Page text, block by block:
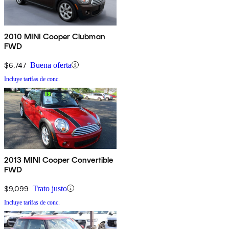
2010 MINI Cooper Clubman
FWD
$6,747 Buena oferta
Incluye tarifas de conc.
2013 MINI Cooper Convertible
FWD
$9,099 Trato justo
Incluye tarifas de conc.